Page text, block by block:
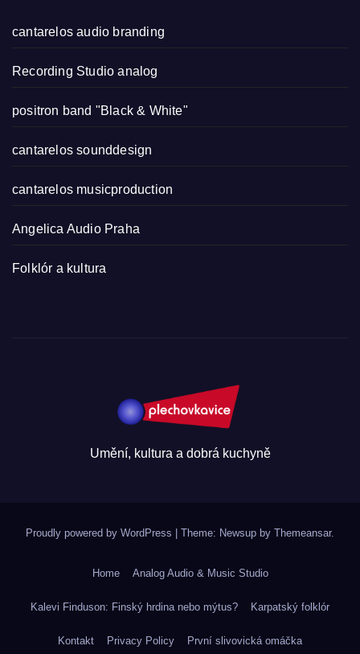
cantarelos audio branding
Recording Studio analog
positron band "Black & White"
cantarelos sounddesign
cantarelos musicproduction
Angelica Audio Praha
Folklór a kultura
Umění, kultura a dobrá kuchyně
Proudly powered by WordPress Theme: Newsup by Themeansar.
Home Analog Audio & Music Studio
Kalevi Finduson: Finský hrdina nebo mýtus? Karpatský folklór
Kontakt Privacy Policy První slivovická omáčka